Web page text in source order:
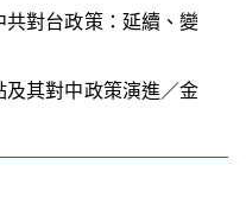
對台政策：延續、變
其對中政策演進／金